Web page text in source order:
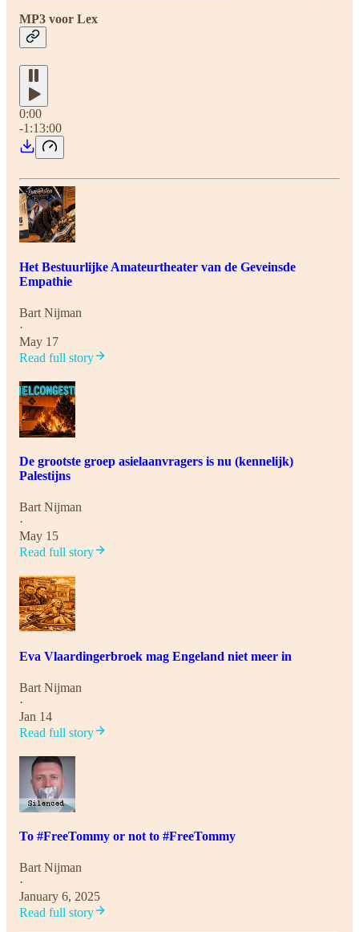
MP3 voor Lex
0:00
-1:13:00
Het Bestuurlijke Amateurtheater van de Geveinsde
Empathie
Bart Nijman
·
May 17
Read full story
De grootste groep asielaanvragers is nu (kennelijk)
Palestijns
Bart Nijman
·
May 15
Read full story
Eva Vlaardingerbroek mag Engeland niet meer in
Bart Nijman
·
Jan 14
Read full story
To #FreeTommy or not to #FreeTommy
Bart Nijman
·
January 6, 2025
Read full story